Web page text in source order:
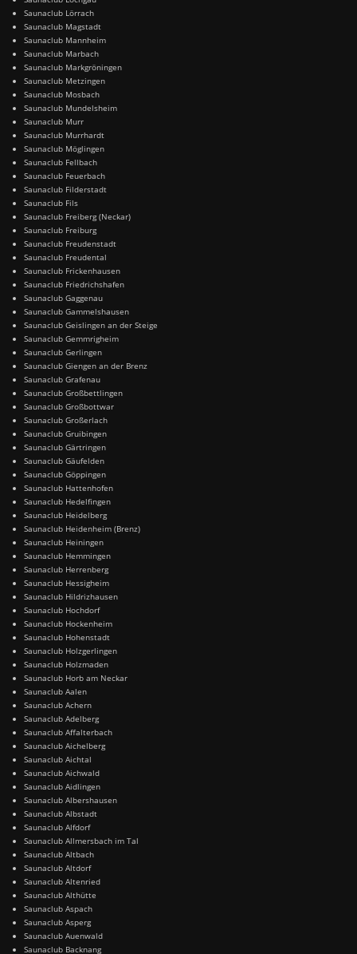
Saunaclub Lörrach
Saunaclub Magstadt
Saunaclub Mannheim
Saunaclub Marbach
Saunaclub Markgröningen
Saunaclub Metzingen
Saunaclub Mosbach
Saunaclub Mundelsheim
Saunaclub Murr
Saunaclub Murrhardt
Saunaclub Möglingen
Saunaclub Fellbach
Saunaclub Feuerbach
Saunaclub Filderstadt
Saunaclub Fils
Saunaclub Freiberg (Neckar)
Saunaclub Freiburg
Saunaclub Freudenstadt
Saunaclub Freudental
Saunaclub Frickenhausen
Saunaclub Friedrichshafen
Saunaclub Gaggenau
Saunaclub Gammelshausen
Saunaclub Geislingen an der Steige
Saunaclub Gemmrigheim
Saunaclub Gerlingen
Saunaclub Giengen an der Brenz
Saunaclub Grafenau
Saunaclub Großbettlingen
Saunaclub Großbottwar
Saunaclub Großerlach
Saunaclub Gruibingen
Saunaclub Gärtringen
Saunaclub Gäufelden
Saunaclub Göppingen
Saunaclub Hattenhofen
Saunaclub Hedelfingen
Saunaclub Heidelberg
Saunaclub Heidenheim (Brenz)
Saunaclub Heiningen
Saunaclub Hemmingen
Saunaclub Herrenberg
Saunaclub Hessigheim
Saunaclub Hildrizhausen
Saunaclub Hochdorf
Saunaclub Hockenheim
Saunaclub Hohenstadt
Saunaclub Holzgerlingen
Saunaclub Holzmaden
Saunaclub Horb am Neckar
Saunaclub Aalen
Saunaclub Achern
Saunaclub Adelberg
Saunaclub Affalterbach
Saunaclub Aichelberg
Saunaclub Aichtal
Saunaclub Aichwald
Saunaclub Aidlingen
Saunaclub Albershausen
Saunaclub Albstadt
Saunaclub Alfdorf
Saunaclub Allmersbach im Tal
Saunaclub Altbach
Saunaclub Altdorf
Saunaclub Altenried
Saunaclub Althütte
Saunaclub Aspach
Saunaclub Asperg
Saunaclub Auenwald
Saunaclub Backnang